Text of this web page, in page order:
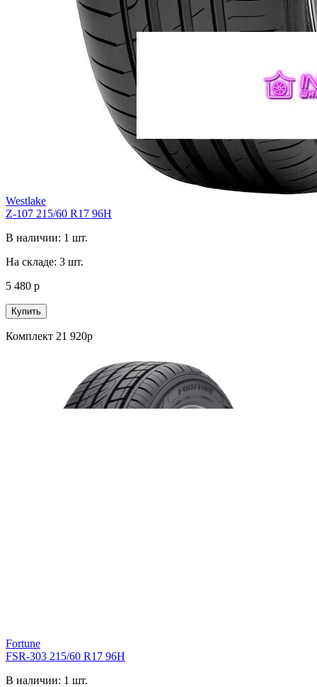
Westlake
Z-107 215/60 R17 96H
В наличии: 1 шт.
На складе: 3 шт.
5 480 р
Купить
Комплект 21 920р
Fortune
FSR-303 215/60 R17 96H
В наличии: 1 шт.